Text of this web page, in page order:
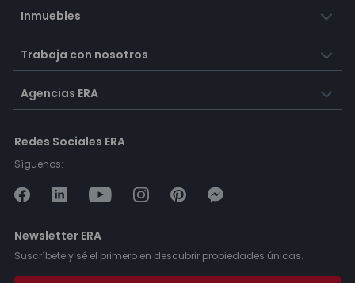
Inmuebles
Trabaja con nosotros
Agencias ERA
Redes Sociales ERA
Síguenos:
Newsletter ERA
Suscríbete y sé el primero en descubrir propiedades únicas.